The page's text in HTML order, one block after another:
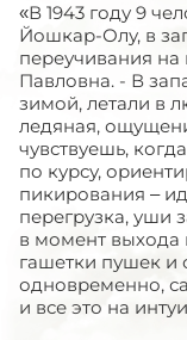
«В 1943 году 9
Йошкар-Олу, в
переучивания
Павловна. - В
зимой, летали в
ледяная,
чувствуешь,
по курсу,
пикирования –
перегрузка, уши
в момент выхода
гашетки пушек и
одновременно,
и все это на